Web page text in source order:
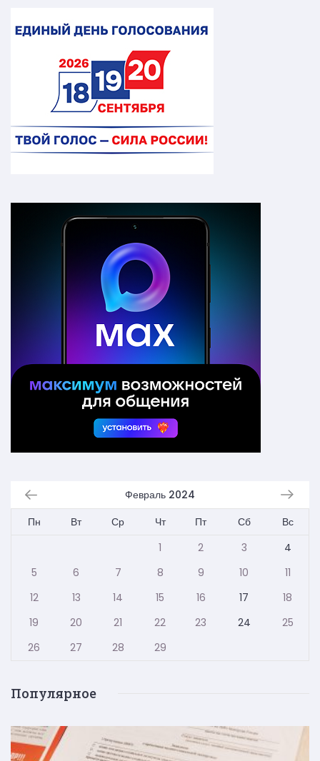
Февраль 2024
Пн
Вт Ср Чт Пт Сб
Вс
1
2 3
4
5
6 7 8 9 10
11
12
13 14 15 16 17
18
19
20 21 22 23 24
25
26
27 28 29
Популярное